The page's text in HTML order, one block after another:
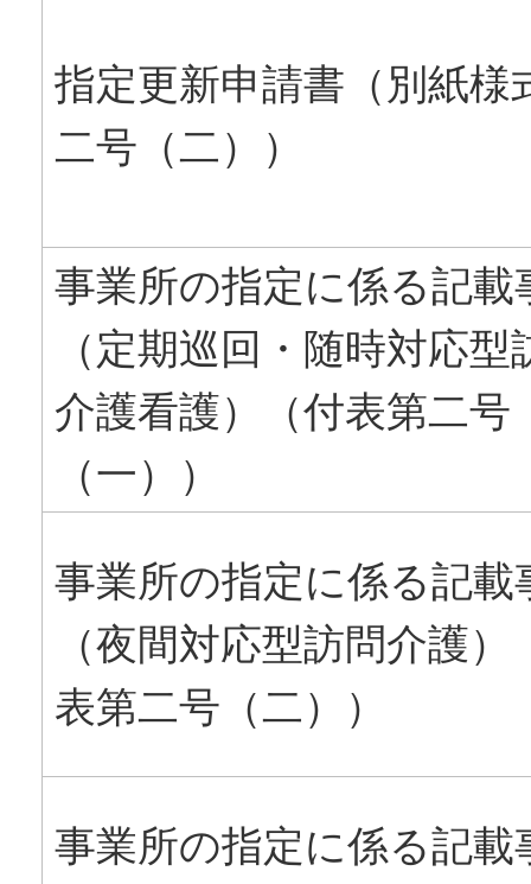
指定更新申請書（別紙様
二号（二））
事業所の指定に係る記載
（定期巡回・随時対応型
介護看護）（付表第二号
（一））
事業所の指定に係る記載
（夜間対応型訪問介護）
表第二号（二））
事業所の指定に係る記載